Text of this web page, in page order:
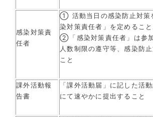
感染対策責
任者
① 活動当日の感染防止対策
染対策責任者」を定めること
②「感染対策責任者」は参
人数制限の遵守等、感染防
こと
課外活動報
告書
「課外活動届」に記した活
にて速やかに提出すること